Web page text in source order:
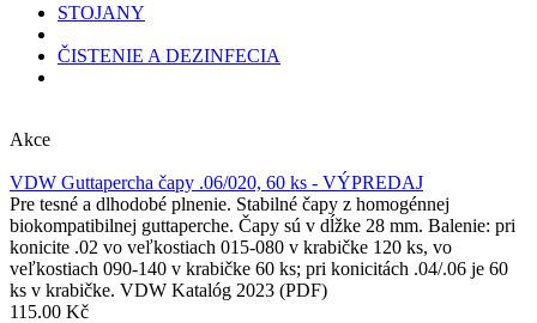
STOJANY
ČISTENIE A DEZINFECIA
Akce
VDW Guttapercha čapy .06/020, 60 ks - VÝPREDAJ
Pre tesné a dlhodobé plnenie. Stabilné čapy z homogénnej
biokompatibilnej guttaperche. Čapy sú v dĺžke 28 mm. Balenie: pri
konicite .02 vo veľkostiach 015-080 v krabičke 120 ks, vo
veľkostiach 090-140 v krabičke 60 ks; pri konicitách .04/.06 je 60
ks v krabičke. VDW Katalóg 2023 (PDF)
115.00 Kč